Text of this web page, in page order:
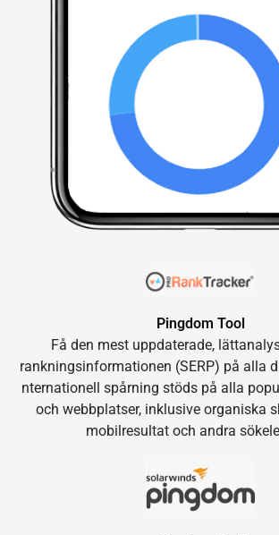
Pingdom Tool
Få den mest uppdaterade,
rankningsinformationen (SERP) på alla
nternationell spårning stöds på alla
och webbplatser, inklusive organiska
mobilresultat och andra